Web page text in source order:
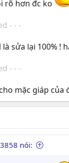
rõ hơn đc ko
- - -
sửa lại 100% !
- - -
mặc giáp
nói: